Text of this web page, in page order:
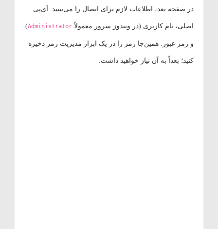
در صفحه بعد، اطلاعات لازم برای اتصال را می‌بینید: آی‌پی
اصلی، نام کاربری (در ویندوز سرور معمولاًAdministrator
)
و رمز عبور. همین‌جا رمز را در یک ابزار مدیریت رمز ذخیره
کنید؛ بعداً به آن نیاز خواهید داشت.